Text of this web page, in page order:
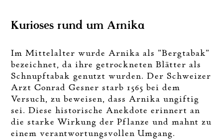
Kurioses rund um Arnika
Im Mittelalter wurde Arnika als "Bergtabak"
bezeichnet, da ihre getrockneten Blätter als
Schnupftabak genutzt wurden. Der Schweizer
Arzt Conrad Gesner starb 1565 bei dem
Versuch, zu beweisen, dass Arnika ungiftig
sei. Diese historische Anekdote erinnert an
die starke Wirkung der Pflanze und mahnt zu
einem verantwortungsvollen Umgang.